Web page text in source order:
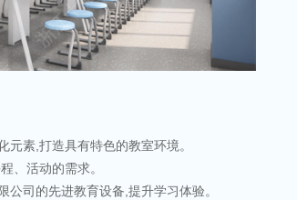
素,打造具有特色的教室环境。
、活动的需求。
司的先进教育设备,提升学习体验。